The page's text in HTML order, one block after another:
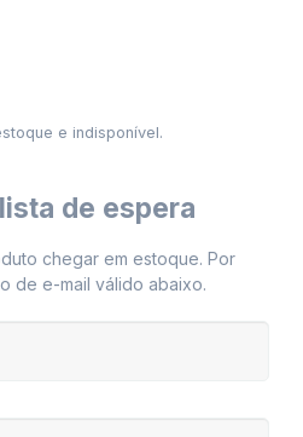
e indisponível.
de espera
chegar em estoque. Por
de e-mail válido abaixo.